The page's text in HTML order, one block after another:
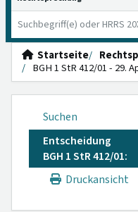
Startseite
BGH 1 StR 412/01 - 29.
Suchen
Entscheidung
BGH 1 StR 412/01:
Druckansicht